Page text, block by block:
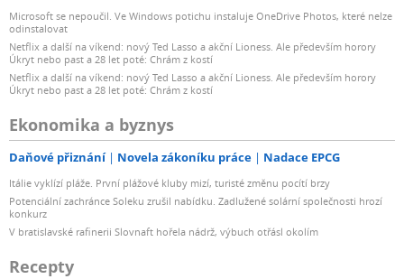
Microsoft se nepoučil. Ve Windows potichu instaluje OneDrive Photos, které nelze
odinstalovat
Netflix a další na víkend: nový Ted Lasso a akční Lioness. Ale především horory
Úkryt nebo past a 28 let poté: Chrám z kostí
Netflix a další na víkend: nový Ted Lasso a akční Lioness. Ale především horory
Úkryt nebo past a 28 let poté: Chrám z kostí
Ekonomika a byznys
Daňové přiznání Novela zákoníku práce Nadace EPCG
Itálie vyklízí pláže. První plážové kluby mizí, turisté změnu pocítí brzy
Potenciální zachránce Soleku zrušil nabídku. Zadlužené solární společnosti hrozí
konkurz
V bratislavské rafinerii Slovnaft hořela nádrž, výbuch otřásl okolím
Recepty